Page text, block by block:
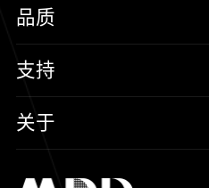
保护器件
三极管
SiC
消费电子
汽车电子
新能源
品质
可靠性实验室
质量与环境
支持
样品与支持
关于